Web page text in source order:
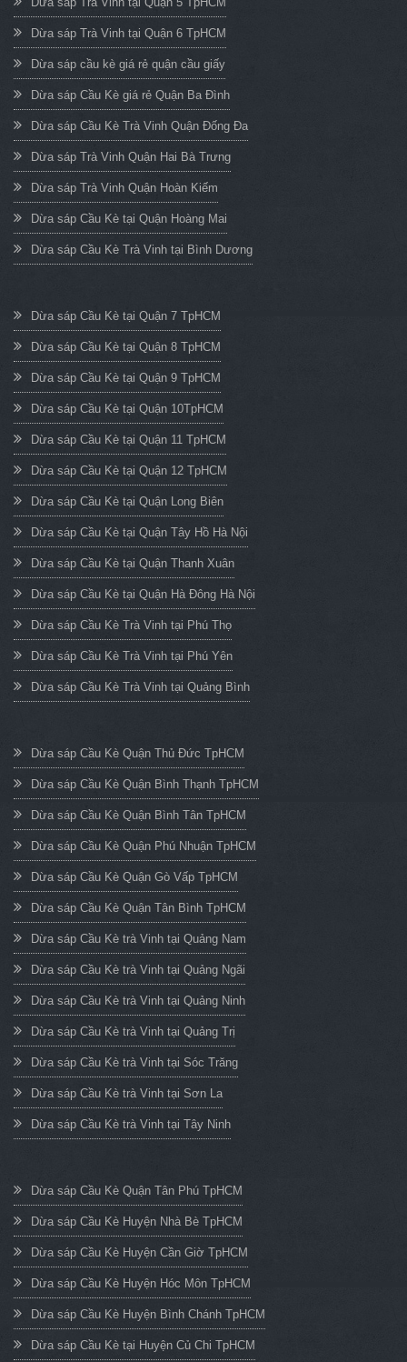
Dừa sáp Trà Vinh tại Quận 6 TpHCM
Dừa sáp cầu kè giá rẻ quận cầu giấy
Dừa sáp Cầu Kè giá rẻ Quận Ba Đình
Dừa sáp Cầu Kè Trà Vinh Quận Đống Đa
Dừa sáp Trà Vinh Quận Hai Bà Trưng
Dừa sáp Trà Vinh Quận Hoàn Kiếm
Dừa sáp Cầu Kè tại Quận Hoàng Mai
Dừa sáp Cầu Kè Trà Vinh tại Bình Dương
Dừa sáp Cầu Kè tại Quận 7 TpHCM
Dừa sáp Cầu Kè tại Quận 8 TpHCM
Dừa sáp Cầu Kè tại Quận 9 TpHCM
Dừa sáp Cầu Kè tại Quận 10TpHCM
Dừa sáp Cầu Kè tại Quận 11 TpHCM
Dừa sáp Cầu Kè tại Quận 12 TpHCM
Dừa sáp Cầu Kè tại Quận Long Biên
Dừa sáp Cầu Kè tại Quận Tây Hồ Hà Nội
Dừa sáp Cầu Kè tại Quận Thanh Xuân
Dừa sáp Cầu Kè tại Quận Hà Đông Hà Nội
Dừa sáp Cầu Kè Trà Vinh tại Phú Thọ
Dừa sáp Cầu Kè Trà Vinh tại Phú Yên
Dừa sáp Cầu Kè Trà Vinh tại Quảng Bình
Dừa sáp Cầu Kè Quận Thủ Đức TpHCM
Dừa sáp Cầu Kè Quận Bình Thạnh TpHCM
Dừa sáp Cầu Kè Quận Bình Tân TpHCM
Dừa sáp Cầu Kè Quận Phú Nhuận TpHCM
Dừa sáp Cầu Kè Quận Gò Vấp TpHCM
Dừa sáp Cầu Kè Quận Tân Bình TpHCM
Dừa sáp Cầu Kè trà Vinh tại Quảng Nam
Dừa sáp Cầu Kè trà Vinh tại Quảng Ngãi
Dừa sáp Cầu Kè trà Vinh tại Quảng Ninh
Dừa sáp Cầu Kè trà Vinh tại Quảng Trị
Dừa sáp Cầu Kè trà Vinh tại Sóc Trăng
Dừa sáp Cầu Kè trà Vinh tại Sơn La
Dừa sáp Cầu Kè trà Vinh tại Tây Ninh
Dừa sáp Cầu Kè Quận Tân Phú TpHCM
Dừa sáp Cầu Kè Huyện Nhà Bè TpHCM
Dừa sáp Cầu Kè Huyện Cần Giờ TpHCM
Dừa sáp Cầu Kè Huyện Hóc Môn TpHCM
Dừa sáp Cầu Kè Huyện Bình Chánh TpHCM
Dừa sáp Cầu Kè tại Huyện Củ Chi TpHCM